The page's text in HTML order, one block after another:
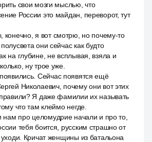
свои мозги мыслью, что
России это майдан, переворот, тут
конечно, я вот смотрю, но почему-то
они сейчас как будто
на глубине, не всплывая, взяла и
ну трое уже.
Сейчас появятся ещё
Николаевич, почему они вот этих
Я даже фамилии их называть
что там клеймо негде.
нам про целомудрие начали и про то,
тебя боится, русским страшно от
Кричат женщины из батальона